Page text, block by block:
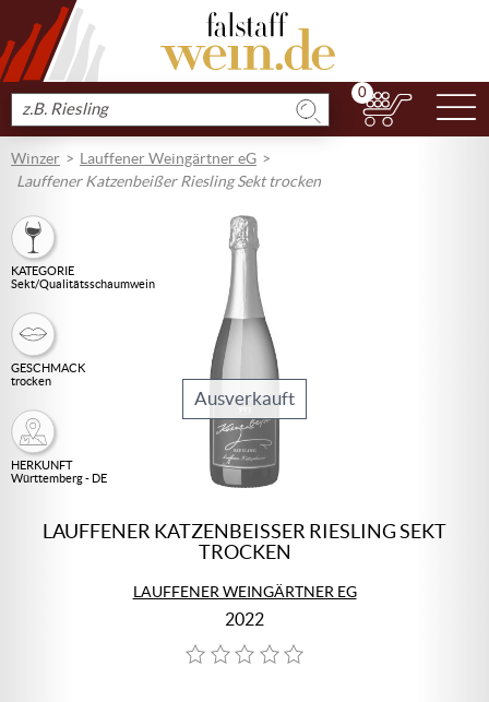
Produkt
suchen
0
Winzer
Lauffener Weingärtner eG
Lauffener Katzenbeißer Riesling Sekt trocken
KATEGORIE
Sekt/Qualitätsschaumwein
GESCHMACK
trocken
HERKUNFT
Württemberg - DE
Ausverkauft
LAUFFENER KATZENBEISSER RIESLING SEKT T
ROCKEN
LAUFFENER WEINGÄRTNER EG
2022